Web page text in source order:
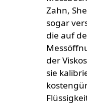
Zahn,
sogar
die auf
der
sie